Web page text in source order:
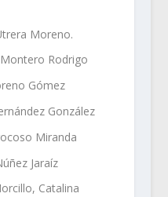
Moreno.
Rodrigo
Gómez
González
Miranda
Jaraíz
Catalina